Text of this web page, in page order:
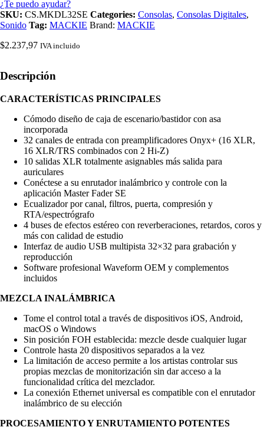
¿Te puedo ayudar?
SKU: CS.MKDL32SE Categories: Consolas, Consolas Digitales,
Sonido Tag: MACKIE Brand: MACKIE
$2.237,97 IVA incluido
Descripción
CARACTERÍSTICAS PRINCIPALES
Cómodo diseño de caja de escenario/bastidor con asa
incorporada
32 canales de entrada con preamplificadores Onyx+ (16 XLR,
16 XLR/TRS combinados con 2 Hi-Z)
10 salidas XLR totalmente asignables más salida para
auriculares
Conéctese a su enrutador inalámbrico y controle con la
aplicación Master Fader SE
Ecualizador por canal, filtros, puerta, compresión y
RTA/espectrógrafo
4 buses de efectos estéreo con reverberaciones, retardos, coros y
más con calidad de estudio
Interfaz de audio USB multipista 32×32 para grabación y
reproducción
Software profesional Waveform OEM y complementos
incluidos
MEZCLA INALÁMBRICA
Tome el control total a través de dispositivos iOS, Android,
macOS o Windows
Sin posición FOH establecida: mezcle desde cualquier lugar
Controle hasta 20 dispositivos separados a la vez
La limitación de acceso permite a los artistas controlar sus
propias mezclas de monitorización sin dar acceso a la
funcionalidad crítica del mezclador.
La conexión Ethernet universal es compatible con el enrutador
inalámbrico de su elección
PROCESAMIENTO Y ENRUTAMIENTO POTENTES